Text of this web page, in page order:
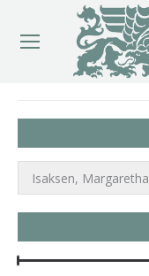
Isaksen, Margaretha